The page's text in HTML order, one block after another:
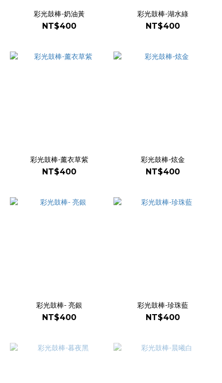
彩光鼓棒-奶油黃
NT$400
彩光鼓棒-湖水綠
NT$400
彩光鼓棒-薰衣草紫
NT$400
彩光鼓棒-炫金
NT$400
彩光鼓棒- 亮銀
NT$400
彩光鼓棒-珍珠藍
NT$400